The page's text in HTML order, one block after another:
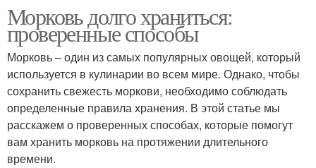
Морковь долго храниться:
проверенные способы
Морковь – один из самых популярных овощей, который
используется в кулинарии во всем мире. Однако, чтобы
сохранить свежесть моркови, необходимо соблюдать
определенные правила хранения. В этой статье мы
расскажем о проверенных способах, которые помогут
вам хранить морковь на протяжении длительного
времени.